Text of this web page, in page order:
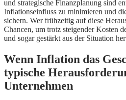
und strategische Finanzplanung sind
Inflationseinfluss zu minimieren und
sichern. Wer frühzeitig auf diese
Chancen, um trotz steigender Kosten
und sogar gestärkt aus der Situation
Wenn Inflation das
typische
Unternehmen